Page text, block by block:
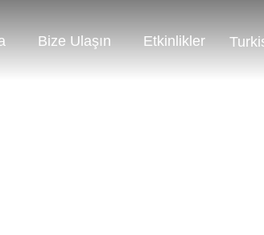
Bize Ulaşın Etkinlikler